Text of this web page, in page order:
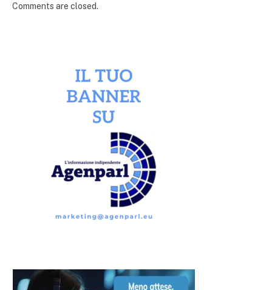
Comments are closed.